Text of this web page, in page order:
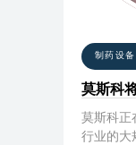
制药设备
莫斯科
莫斯科正
行业的大